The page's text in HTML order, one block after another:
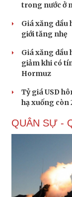
trong nước ở
Giá xăng dầu
giới tăng nhẹ
Giá xăng dầu
giảm khi có
Hormuz
Tỷ giá USD
hạ xuống còn
QUÂN SỰ -